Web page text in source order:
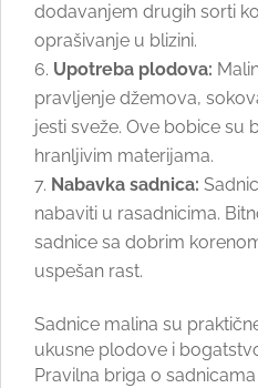
dodavanjem drugih sorti
oprašivanje u blizini.
Upotreba plodova:
pravljenje džemova,
jesti sveže. Ove bobice su
hranljivim materijama.
Nabavka sadnica:
nabaviti u rasadnicima.
sadnice sa dobrim
uspešan rast.
Sadnice malina su
ukusne plodove i
Pravilna briga o